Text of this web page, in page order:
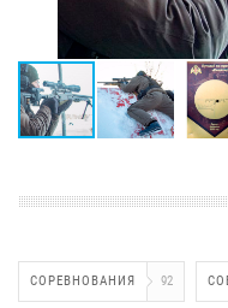
СОРЕВНОВАНИЯ 92